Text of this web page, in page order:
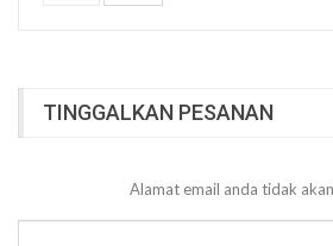
TINGGALKAN PESANAN
Alamat email anda tidak